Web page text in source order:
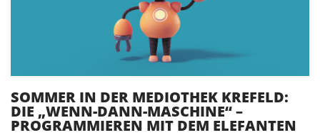
SOMMER IN DER MEDIOTHEK KREFELD:
DIE „WENN-DANN-MASCHINE“ –
PROGRAMMIEREN MIT DEM ELEFANTEN